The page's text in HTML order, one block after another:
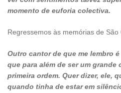
momento de euforia colectiva.
Regressemos às memórias de São
Outro cantor de que me lembro
que para além de ser um grande
primeira ordem. Quer dizer, ele,
quando tinha de estar em